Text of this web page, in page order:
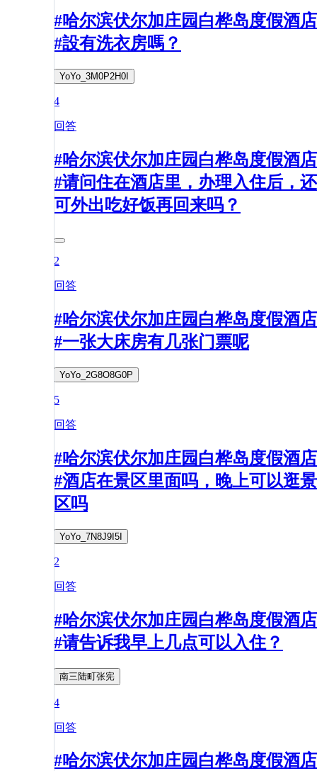
#哈尔滨伏尔加庄园白桦岛度假酒店
#設有洗衣房嗎？
YoYo_3M0P2H0I
4
回答
#哈尔滨伏尔加庄园白桦岛度假酒店
#请问住在酒店里，办理入住后，还
可外出吃好饭再回来吗？
2
回答
#哈尔滨伏尔加庄园白桦岛度假酒店
#一张大床房有几张门票呢
YoYo_2G8O8G0P
5
回答
#哈尔滨伏尔加庄园白桦岛度假酒店
#酒店在景区里面吗，晚上可以逛景
区吗
YoYo_7N8J9I5I
2
回答
#哈尔滨伏尔加庄园白桦岛度假酒店
#请告诉我早上几点可以入住？
南三陆町张宪
4
回答
#哈尔滨伏尔加庄园白桦岛度假酒店